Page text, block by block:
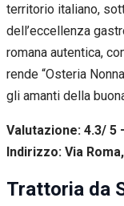
territorio italiano,
dell’eccellenza
romana autentica,
rende “Osteria
gli amanti della
Valutazione: 4.3/ 5
Indirizzo: Via
Trattoria da